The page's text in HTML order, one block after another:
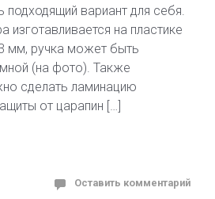
вариант для себя.
изготавливается на пластике
мм, ручка может быть
(на фото). Также
сделать ламинацию
от царапин […]
Оставить комментарий